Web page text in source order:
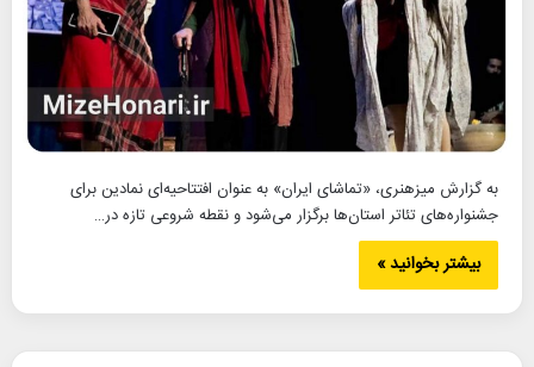
به گزارش میزهنری، «تماشای ایران» به عنوان افتتاحیه‌ای نمادین برای
جشنواره‌های تئاتر استان‌ها برگزار می‌شود و نقطه شروعی تازه در…
بیشتر بخوانید »